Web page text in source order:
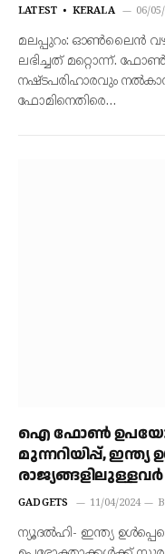
LATEST KERALA 06/
മലപ്പുറം: ഓണ്‍ലൈന്‍
ലഭിച്ചത് മറ്റൊന്ന്.
നഷ്ടപരിഹാരവും
ഫോമിനെതിരെ…
ഐ ഫോൺ
മുന്നറിയിപ്പ്, ഇന്ത്യ
രാജ്യങ്ങളിലുള്ളവർ
GADGETS 11/04/2024
ന്യൂദൽഹി- ഇന്ത്യ